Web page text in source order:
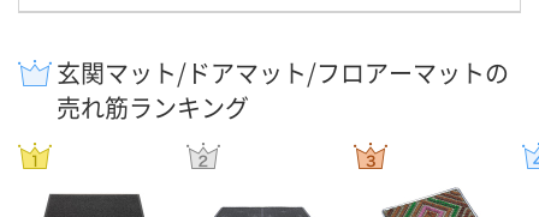
玄関マット/ドアマット/フロアーマットの
売れ筋ランキング